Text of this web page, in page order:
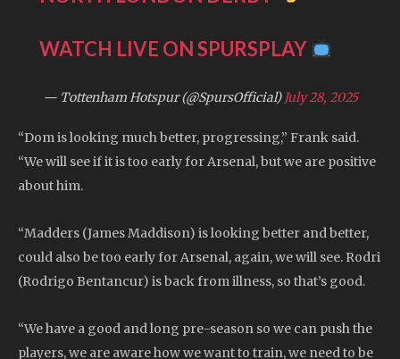
WATCH LIVE ON SPURSPLAY
— Tottenham Hotspur (@SpursOfficial) July 28, 2025
“Dom is looking much better, progressing,” Frank said.
“We will see if it is too early for Arsenal, but we are positive
about him.
“Madders (James Maddison) is looking better and better,
could also be too early for Arsenal, again, we will see. Rodri
(Rodrigo Bentancur) is back from illness, so that’s good.
“We have a good and long pre-season so we can push the
players, we are aware how we want to train, we need to be